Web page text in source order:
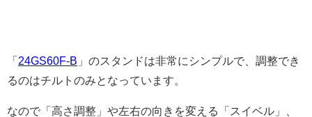
「 24GS60F-B 」のスタンドは非常にシンプルで、調整でき
るのはチルトのみとなっています。
なので「高さ調整」や左右の向きを変える「スイベル」、